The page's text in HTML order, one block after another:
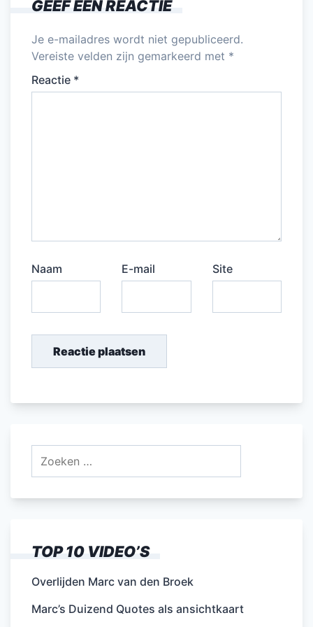
o
k
p
GEEF EEN REACTIE
Je e-mailadres wordt niet gepubliceerd.
Vereiste velden zijn gemarkeerd met *
Reactie *
Naam E-mail Site
Zoeken
TOP 10 VIDEO’S
Overlijden Marc van den Broek
Marc’s Duizend Quotes als ansichtkaart